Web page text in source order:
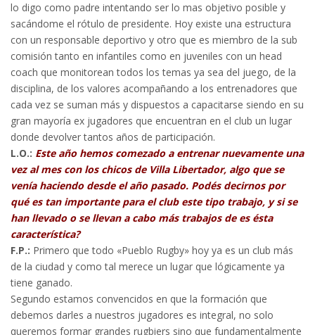
lo digo como padre intentando ser lo mas objetivo posible y
sacándome el rótulo de presidente. Hoy existe una estructura
con un responsable deportivo y otro que es miembro de la sub
comisión tanto en infantiles como en juveniles con un head
coach que monitorean todos los temas ya sea del juego, de la
disciplina, de los valores acompañando a los entrenadores que
cada vez se suman más y dispuestos a capacitarse siendo en su
gran mayoría ex jugadores que encuentran en el club un lugar
donde devolver tantos años de participación.
L.O.: Este año hemos comezado a entrenar nuevamente una
vez al mes con los chicos de Villa Libertador, algo que se
venía haciendo desde el año pasado. Podés decirnos por
qué es tan importante para el club este tipo trabajo, y si se
han llevado o se llevan a cabo más trabajos de es ésta
característica?
F.P.: Primero que todo «Pueblo Rugby» hoy ya es un club más
de la ciudad y como tal merece un lugar que lógicamente ya
tiene ganado.
Segundo estamos convencidos en que la formación que
debemos darles a nuestros jugadores es integral, no solo
queremos formar grandes rugbiers sino que fundamentalmente